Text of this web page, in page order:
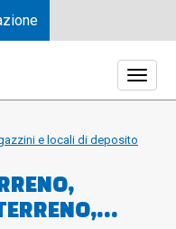
e locali di deposito